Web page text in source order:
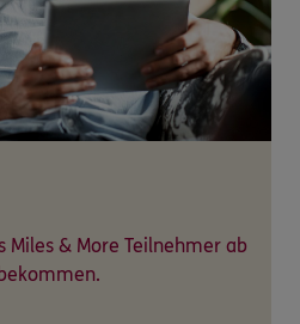
Miles & More Teilnehmer ab